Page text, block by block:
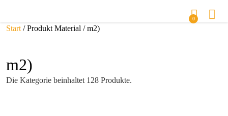
0
Start / Produkt Material / m2)
m2)
Die Kategorie beinhaltet 128 Produkte.